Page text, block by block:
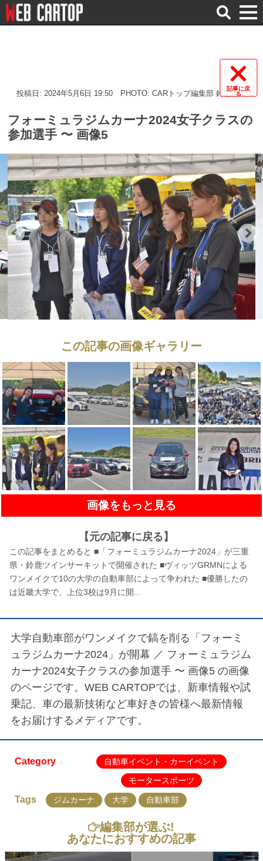
検
索
記事に戻
る
投稿日: 2024年5月6日 19:50 PHOTO: CARトップ編集部 鈴村朋己
フォーミュラジムカーナ2024女子クラスの
参加選手 〜 画像5
この記事の画像ギャラリー
画像をもっと見る
【元の記事に戻る】
この記事をまとめると ■「フォーミュラジムカーナ2024」が三重
県・鈴鹿ツインサーキットで開催された ■ヴィッツGRMNによる
ワンメイクで10の大学の自動車部によって争われた ■優勝したの
は近畿大学で、上位3校は9月に開...
大学自動車部がワンメイクで鎬を削る「フォーミ
ュラジムカーナ2024」が開幕 ／ フォーミュラジム
カーナ2024女子クラスの参加選手 〜 画像5 の画像
のページです。WEB CARTOPでは、新車情報や試
乗記、車の最新技術など車好きの皆様へ最新情報
をお届けするメディアです。
Category
自動車イベント・カーイベント
モータースポーツ
Tags ジムカーナ 大学 自動車部
編集部が選ぶ!
あなたにおすすめの記事